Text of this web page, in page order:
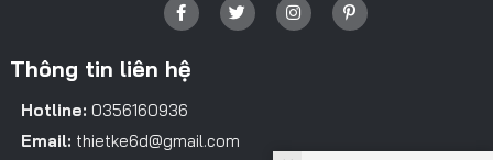
Thông tin liên hệ
Hotline: 0356160936
Email: thietke6d@gmail.com